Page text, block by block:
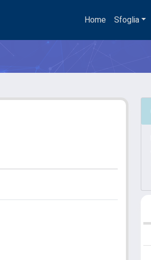
Home Sfoglia